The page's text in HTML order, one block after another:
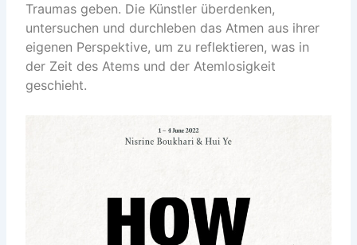
Traumas geben. Die Künstler überdenken,
untersuchen und durchleben das Atmen aus ihrer
eigenen Perspektive, um zu reflektieren, was in
der Zeit des Atems und der Atemlosigkeit
geschieht.